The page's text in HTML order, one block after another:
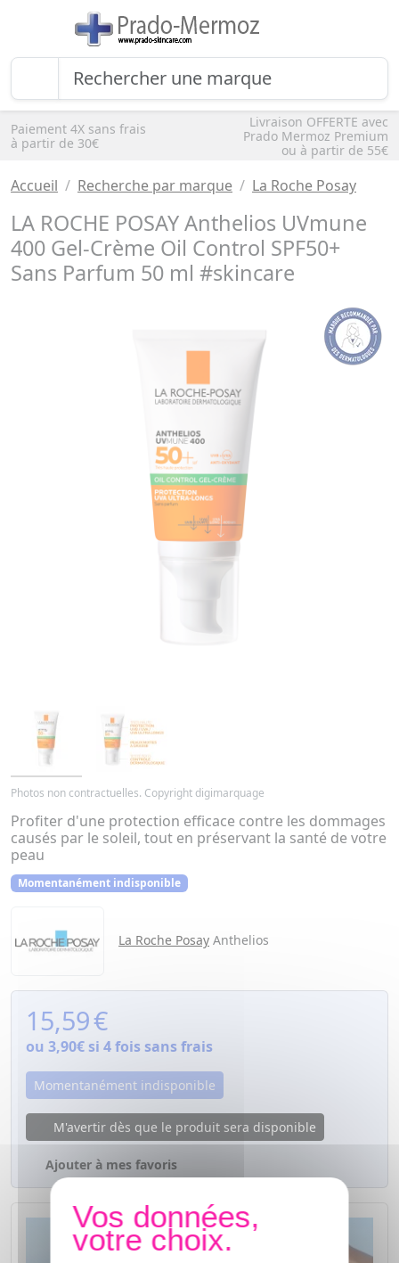
Paiement 4X sans frais
à partir de 30€
Livraison OFFERTE avec
Prado Mermoz Premium
ou à partir de 55€
Accueil Recherche par marque La Roche Posay
LA ROCHE POSAY Anthelios UVmune
400 Gel-Crème Oil Control SPF50+
Sans Parfum 50 ml #skincare
Photos non contractuelles. Copyright digimarquage
Profiter d'une protection efficace contre les dommages
causés par le soleil, tout en préservant la santé de votre
peau
Momentanément indisponible
La Roche Posay Anthelios
15,59€
ou 3,90€ si 4 fois sans frais
Momentanément indisponible
M'avertir dès que le produit sera disponible
Ajouter à mes favoris